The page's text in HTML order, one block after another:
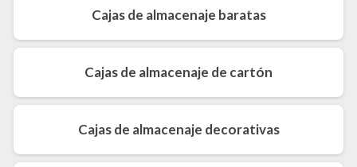
Cajas de almacenaje baratas
Cajas de almacenaje de cartón
Cajas de almacenaje decorativas